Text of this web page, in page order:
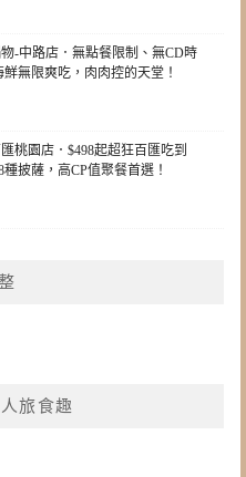
-中路店．無點餐限制、無CD時
無限爽吃，肉肉控的天堂！
桃園店．$498起超狂百匯吃到
披薩，高CP值聚餐首選！
旅食趣